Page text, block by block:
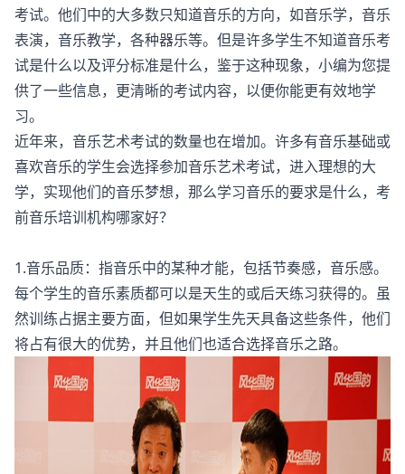
考试。他们中的大多数只知道音乐的方向，如音乐学，音乐
表演，音乐教学，各种器乐等。但是许多学生不知道音乐考
试是什么以及评分标准是什么，鉴于这种现象，小编为您提
供了一些信息，更清晰的考试内容，以便你能更有效地学
习。
近年来，音乐艺术考试的数量也在增加。许多有音乐基础或
喜欢音乐的学生会选择参加音乐艺术考试，进入理想的大
学，实现他们的音乐梦想，那么学习音乐的要求是什么，考
前音乐培训机构哪家好？
1.音乐品质：指音乐中的某种才能，包括节奏感，音乐感。
每个学生的音乐素质都可以是天生的或后天练习获得的。虽
然训练占据主要方面，但如果学生先天具备这些条件，他们
将占有很大的优势，并且他们也适合选择音乐之路。